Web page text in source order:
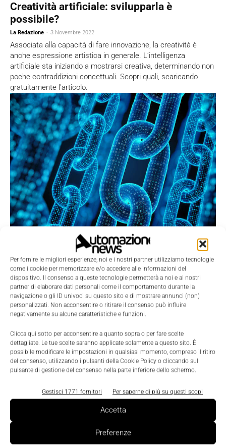
Per fornire le migliori esperienze, noi e i nostri partner utilizziamo tecnologie
come i cookie per memorizzare e/o accedere alle informazioni del
dispositivo. Il consenso a queste tecnologie permetterà a noi e ai nostri
partner di elaborare dati personali come il comportamento durante la
navigazione o gli ID univoci su questo sito e di mostrare annunci (non)
personalizzati. Non acconsentire o ritirare il consenso può influire
negativamente su alcune caratteristiche e funzioni.
Clicca qui sotto per acconsentire a quanto sopra o per fare scelte
dettagliate. Le tue scelte saranno applicate solamente a questo sito. È
possibile modificare le impostazioni in qualsiasi momento, compreso il ritiro
del consenso, utilizzando i pulsanti della Cookie Policy o cliccando sul
pulsante di gestione del consenso nella parte inferiore dello schermo.
Gestisci 1771 fornitori Per saperne di più su questi scopi
Accetta
Preferenze
Creatività artificiale: svilupparla è
possibile?
La Redazione - 3 Novembre 2022
Associata alla capacità di fare innovazione, la creatività è
anche espressione artistica in generale. L’intelligenza
artificiale sta iniziando a mostrarsi creativa, determinando non
poche contraddizioni concettuali. Scopri quali, scaricando
gratuitamente l'articolo.
Intelligenza artificiale e Blockchain
La Redazione 21 Ottobre 2022
Blockchain e AI sono state finora considerate come tecnologie
separate, con pochi elementi in comune. Si inizia però a
parlare di convergenza, e questo a partire da un elemento
fondamentale di contatto: i dati. Scarica il documento gratuito
e scopri di più sul rapporto tra questi due pilastri della